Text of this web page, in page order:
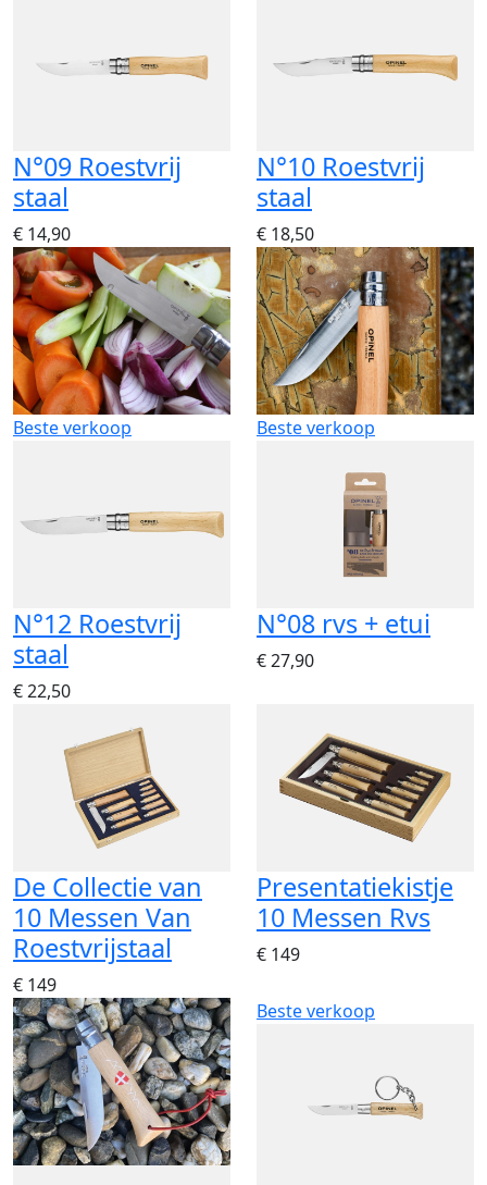
N°09 Roestvrij
staal
€ 14,90
N°10 Roestvrij
staal
€ 18,50
Beste verkoop
N°12 Roestvrij
staal
€ 22,50
Beste verkoop
N°08 rvs + etui
€ 27,90
De Collectie van
10 Messen Van
Roestvrijstaal
€ 149
Presentatiekistje
10 Messen Rvs
€ 149
Beste verkoop